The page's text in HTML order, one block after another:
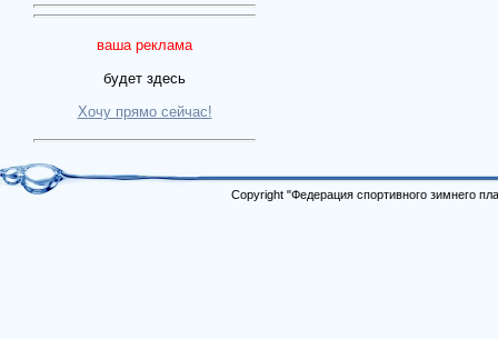
ваша реклама
будет здесь
Хочу прямо сейчас!
Copyright "Федерация спортивного зимнего